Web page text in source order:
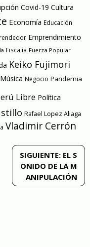
Covid-19 Cultura
Economía Educación
Emprendimiento
Fiscalía Fuerza Popular
Keiko Fujimori
Música Negocio Pandemia
Libre Política
Rafael Lopez Aliaga
Vladimir Cerrón
SIGUIENTE: EL S
ONIDO DE LA M
ANIPULACIÓN